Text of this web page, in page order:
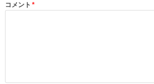
コメント *